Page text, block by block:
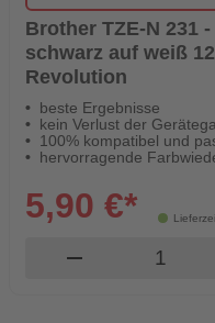
Brother TZE-N 231
schwarz auf weiß
Revolution
beste Ergebnisse
kein Verlust der
100% kompatibel und
hervorragende
5,90 €*
remove Produkt